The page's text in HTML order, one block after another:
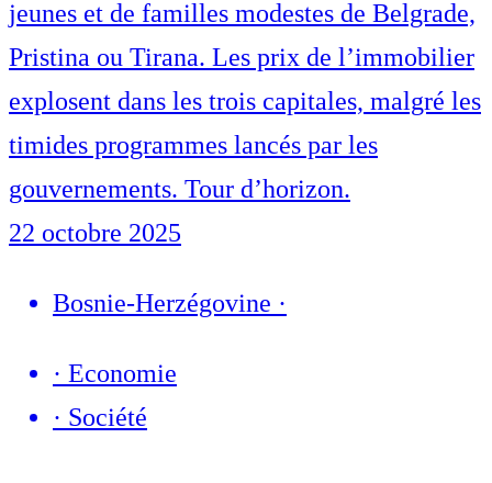
jeunes et de familles modestes de Belgrade,
Pristina ou Tirana. Les prix de l’immobilier
explosent dans les trois capitales, malgré les
timides programmes lancés par les
gouvernements. Tour d’horizon.
22 octobre 2025
Bosnie-Herzégovine ·
· Economie
· Société